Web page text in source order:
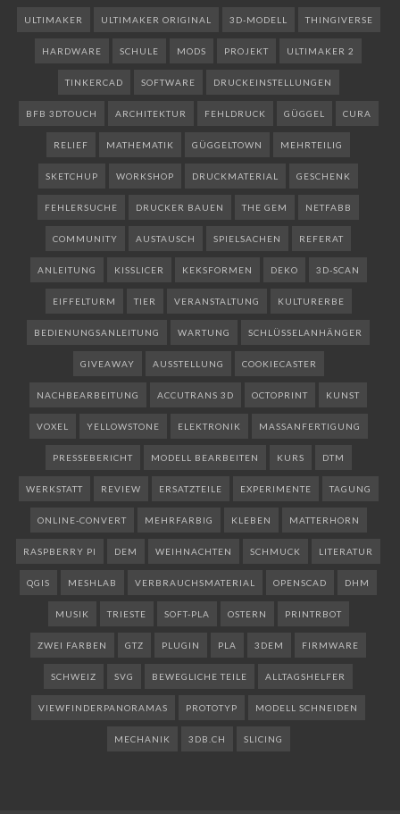
ULTIMAKER ULTIMAKER ORIGINAL 3D-MODELL THINGIVERSE
HARDWARE SCHULE MODS PROJEKT ULTIMAKER 2
TINKERCAD SOFTWARE DRUCKEINSTELLUNGEN
BFB 3DTOUCH ARCHITEKTUR FEHLDRUCK GÜGGEL CURA
RELIEF MATHEMATIK GÜGGELTOWN MEHRTEILIG
SKETCHUP WORKSHOP DRUCKMATERIAL GESCHENK
FEHLERSUCHE DRUCKER BAUEN THE GEM NETFABB
COMMUNITY AUSTAUSCH SPIELSACHEN REFERAT
ANLEITUNG KISSLICER KEKSFORMEN DEKO 3D-SCAN
EIFFELTURM TIER VERANSTALTUNG KULTURERBE
BEDIENUNGSANLEITUNG WARTUNG SCHLÜSSELANHÄNGER
GIVEAWAY AUSSTELLUNG COOKIECASTER
NACHBEARBEITUNG ACCUTRANS 3D OCTOPRINT KUNST
VOXEL YELLOWSTONE ELEKTRONIK MASSANFERTIGUNG
PRESSEBERICHT MODELL BEARBEITEN KURS DTM
WERKSTATT REVIEW ERSATZTEILE EXPERIMENTE TAGUNG
ONLINE-CONVERT MEHRFARBIG KLEBEN MATTERHORN
RASPBERRY PI DEM WEIHNACHTEN SCHMUCK LITERATUR
QGIS MESHLAB VERBRAUCHSMATERIAL OPENSCAD DHM
MUSIK TRIESTE SOFT-PLA OSTERN PRINTRBOT
ZWEI FARBEN GTZ PLUGIN PLA 3DEM FIRMWARE
SCHWEIZ SVG BEWEGLICHE TEILE ALLTAGSHELFER
VIEWFINDERPANORAMAS PROTOTYP MODELL SCHNEIDEN
MECHANIK 3DB.CH SLICING